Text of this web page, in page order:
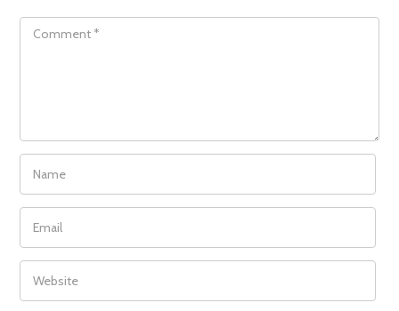
COMMENT
NAME
EMAIL
WEBSITE